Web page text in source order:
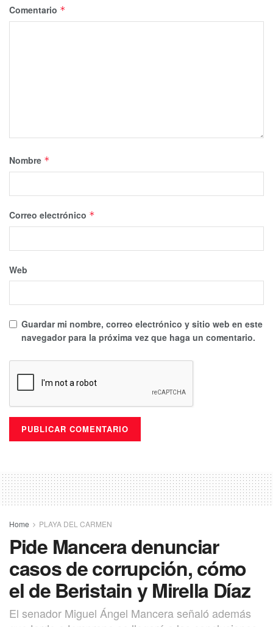
Comentario *
Nombre *
Correo electrónico *
Web
Guardar mi nombre, correo electrónico y sitio web en este
navegador para la próxima vez que haga un comentario.
Home PLAYA DEL CARMEN
Pide Mancera denunciar
casos de corrupción, cómo
el de Beristain y Mirella Díaz
El senador Miguel Ángel Mancera señaló además